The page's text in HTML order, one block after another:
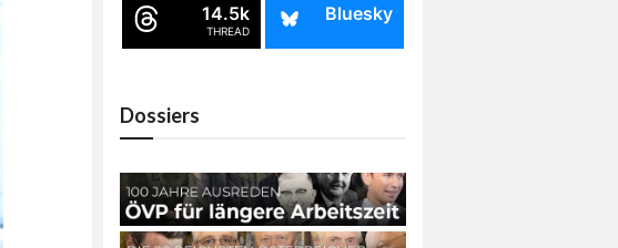
14.5k
THREAD
Bluesky
Dossiers